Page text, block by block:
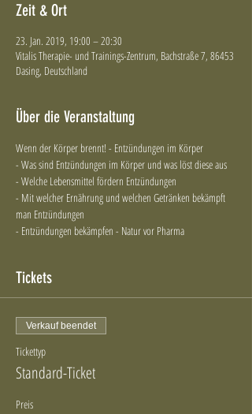
Zeit & Ort
23. Jan. 2019, 19:00 – 20:30
Vitalis Therapie- und Trainings-Zentrum, Bachstraße 7, 86453
Dasing, Deutschland
Über die Veranstaltung
Wenn der Körper brennt! - Entzündungen im Körper
- Was sind Entzündungen im Körper und was löst diese aus
- Welche Lebensmittel fördern Entzündungen
- Mit welcher Ernährung und welchen Getränken bekämpft
man Entzündungen
- Entzündungen bekämpfen - Natur vor Pharma
Tickets
Verkauf beendet
Tickettyp
Standard-Ticket
Preis